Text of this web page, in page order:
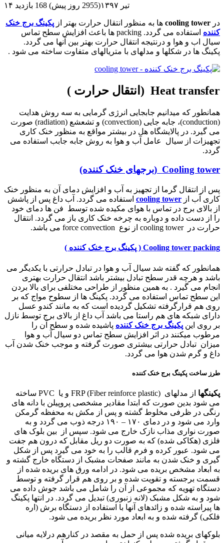
۱۴ تیر ۱۳۹۷(2955 روز پیش) 168 بازدید
در cooling tower ها به منظور انتقال حرارت بهتر از پکینگ برج خنک
کننده استفاده می گردد. packing ها باعث افزایش سطح تماس
سیال اب و هوا و درنتیجه انتقال حرارت بهتر بین آنها می گردد.
پکینگ ها در شکلها و مدلهای با متریالهای متفاوت ساخته می شود .
Heat transfer (انتقال حرارت )
همانطور که میدانیم جابجایی انرژی گرمایی به سه روش هدایت
(
(conduction، جابه جایی convection)) و تشعشع (radiation) صورت
می گیرد. در پالایشگاه هل در بیشتر مواقع به منظور خنک کاری
تجهیزات از سیال عامل آب و هوا به روش جابه جابب استفاده می
گردد.
Cooling tower (برجهای خنک کننده)
پس از انتقال گرما از تجهیز به آب و افزایش دمای آن به منظور خنک
کاری آب از cooling tower استفاده می گردد. آب داغ پس از پاشش
از بالای برج در تماس با هوای مکیده شده توسط فن ها دمای خود
را از دست داده و دوباره به چرخه خنک کاری باز می گردد. انتقال
حرارت در
cooling tower از نوع force convection می باشد.
Cooling tower packing ( پکینگ برج خنک کننده )
همانطور که گفته شد سیال آب و هوا در تبادل حرارتی با یکدیگر می
باشد و هرچه قدر سطح تبادل بیشتر باشد انتقال حرارت بهتری
انجام می گیرد . به همین منظور از طراحی مختلفی برای بالا بردن
این سطح تماس استفاده می گردد. پکینگ ها از سطوح مواج که بر
روی هم قرارگرفته تشکیل گردیده است که به مانند کندو عسل
دارای شبکه های هم راستا می باشد آب داغ از بالای برج توسط نازل
بر روی این پکینگ برج خنک کننده پاشیده شده و سطح آن را
مرطوب میکنند در اثر افزایش سطح تماس دو سیال آب و هوا
میزان تبادل حرارتی بیشتری صورت گرفته و موجب خنک شدن آب
داغ و گرم شدن هوا می گردد.
طرز ساخت پکینگ برج خنک کننده
پکینگها از مدلهای FRP (Fiber reinforce plastic) و یا PVC ساخته
می شود بدین صورت که ابتدا مقادیر مشخصی پروپیلن با دانه های
رنگی در ظرفی مخلوط گشته و پس از مکش به محفظه گرمکن
وارد می شود و در دمای ۱۷۰ – ۱۹۰ درجه ذوب می گردد و به
صورت نواری مذاب نازک خارج می شود. سپس از بین بلوک های
فلزی (هکاکی شده) که به صورت دو ریل مقابل که درون هم جفت
می شود. عبور کرده و فرم قالب را به خود می گیرد پس از شکل
گیری و خنک شدن به مانند صفحات مشبک از دستگاه خارج گشته و
به ابعاد مشخص بریده می شود. در ادامه ورق های بریده شده از
قسمت برجسته و تقویت شده و بر روی هم قرار گرفته و توسط
دستگاه تهویه که مجموعی از آن را شامل می باشد جوش داده می
شود و به شکل مشبک (لانه زنبوری) تبدیل می گردد. در انتها پکینگ
ها پیراسته شده و زائدهای آنها با استفاده از دستگاه برش (اره
فلکی) گرفته شده و به ابعاد مورد نظر بریده می شود.
بلوکهای بریده شده پس از حمل به مقصد در کنارهم درلایه میانی